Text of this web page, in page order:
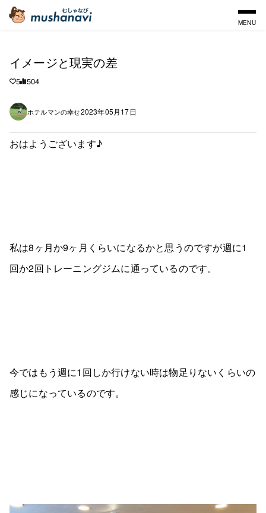
MENU
イメージと現実の差
5 504
ホテルマンの幸せ2023年05月17日
おはようございます♪
私は8ヶ月か9ヶ月くらいになるかと思うのですが週に1
回か2回トレーニングジムに通っているのです。
今ではもう週に1回しか行けない時は物足りないくらいの
感じになっているのです。